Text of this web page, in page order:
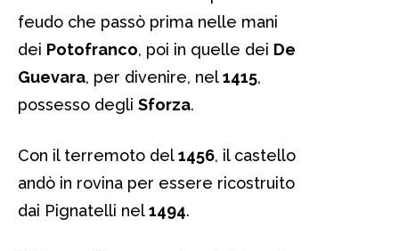
feudo che passò prima nelle mani
dei Potofranco, poi in quelle dei De
Guevara, per divenire, nel1415,
possesso degli Sforza.
Con il terremoto del1456, il castello
andò in rovina per essere ricostruito
dai Pignatelli nel1494.